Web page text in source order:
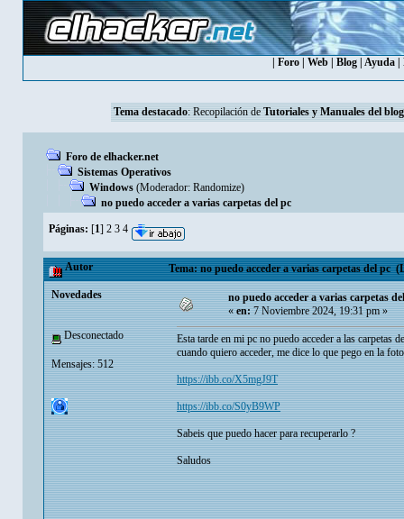
Foro| Web| Blog| Ayuda|
Tema destacado: Recopilación de Tutoriales y Manuales del blog
Foro de elhacker.net
Sistemas Operativos
Windows (Moderador: Randomize)
no puedo acceder a varias carpetas del pc
Páginas: [1] 2 3 4
Autor Tema: no puedo acceder a varias carpetas del pc
Novedades
Desconectado
Mensajes: 512
no puedo acceder a varias carpetas
«en:7 Noviembre 2024, 19:31 pm »
Esta tarde en mi pc no puedo acceder a las carpetas
cuando quiero acceder, me dice lo que pego en la
https://ibb.co/X5mgJ9T
https://ibb.co/S0yB9WP
Sabeis que puedo hacer para recuperarlo ?
Saludos